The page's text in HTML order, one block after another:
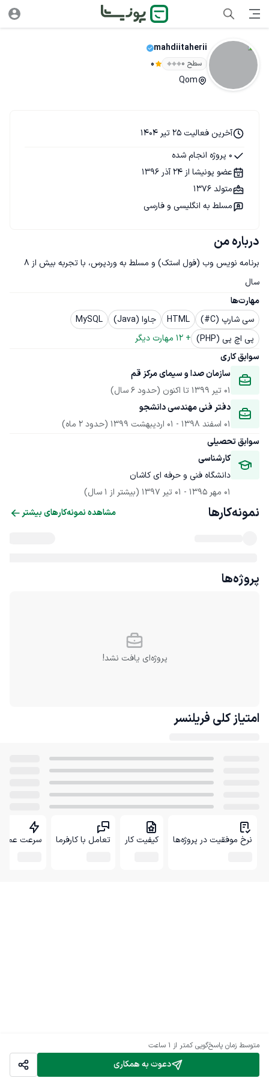
mahdiitaherii
سطح ۰ 0
Qom
دعوت به همکاری
متوسط زمان پاسخ‌گویی کمتر از 1 ساعت
درباره من
سال
مهارت‌ها
سی شارپ (C#)
HTML جاوا (Java)
MySQL
پی اچ پی (PHP)
+
12 مهارت دیگر
سوابق کاری
سازمان صدا و سیمای مرکز قم
01 تیر 1399
تا اکنون (حدود 6 سال)
دفتر فنی مهندسی دانشجو
01 اسفند 1398
- 01 اردیبهشت 1399
(حدود 2 ماه)
سوابق تحصیلی
کارشناسی
دانشگاه فنی و حرفه ای کاشان
01 مهر 1395
- 01 تیر 1397 (بیشتر از 1 سال)
آخرین فعالیت 25 تیر 1404
0 پروژه انجام شده
عضو پونیشا از 24 آذر 1396
متولد 1376
مسلط به انگلیسی و فارسی
نمونه‌کارها مشاهده نمونه‌کارهای بیشتر
پروژه‌ها
پروژه‌ای یافت نشد!
امتیاز کلی فریلنسر
نرخ موفقیت در پروژه‌ها کیفیت کار تعامل با کارفرما سرعت عمل